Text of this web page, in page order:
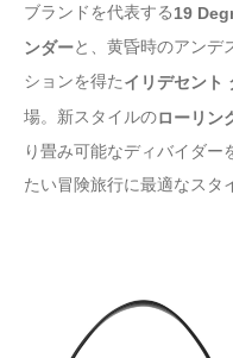
ブランドを代表する19
ンダーと、黄昏時のアンデ
ションを得たイリデセント
場。新スタイルのローリン
り畳み可能なディバイダー
たい冒険旅行に最適なスタ